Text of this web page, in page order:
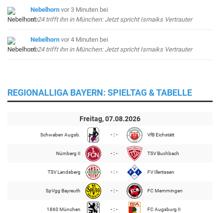
Nebelhorn vor 3 Minuten bei
db24 trifft ihn in München: Jetzt spricht Ismaiks Vertrauter
Nebelhorn vor 4 Minuten bei
db24 trifft ihn in München: Jetzt spricht Ismaiks Vertrauter
REGIONALLIGA BAYERN: SPIELTAG & TABELLE
Freitag, 07.08.2026
Schwaben Augsb. - : - VfB Eichstätt
Nürnberg II - : - TSV Buchbach
TSV Landsberg - : - FV Illertissen
SpVgg Bayreuth - : - FC Memmingen
1860 München - : - FC Augsburg II